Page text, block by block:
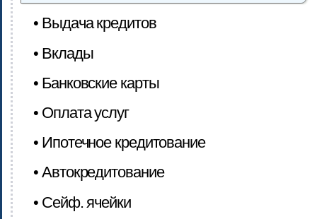
• Выдача кредитов
• Вклады
• Банковские карты
• Оплата услуг
• Ипотечное кредитование
• Автокредитование
• Сейф. ячейки